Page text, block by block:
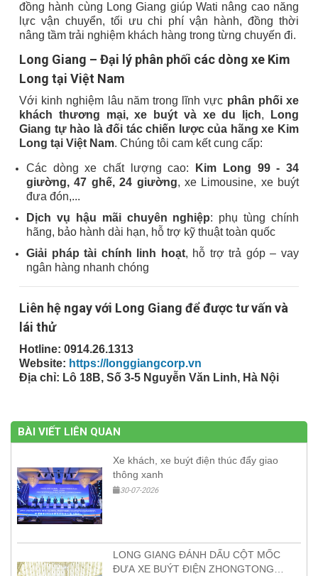
đồng hành cùng Long Giang giúp Wati nâng cao năng
lực vận chuyển, tối ưu chi phí vận hành, đồng thời
nâng tầm trải nghiệm khách hàng trong từng chuyến đi.
Long Giang – Đại lý phân phối các dòng xe Kim
Long tại Việt Nam
Với kinh nghiệm lâu năm trong lĩnh vực phân phối xe
khách thương mại, xe buýt và xe du lịch,
Long
Giang tự hào là đối tác chiến lược của hãng xe Kim
Long tại Việt Nam. Chúng tôi cam kết cung cấp:
Các dòng xe chất lượng cao:
Kim Long 99 - 34
giường, 47 ghế, 24 giường, xe Limousine, xe buýt
đưa đón,...
Dịch vụ hậu mãi chuyên nghiệp: phụ tùng chính
hãng, bảo hành dài hạn, hỗ trợ kỹ thuật toàn quốc
Giải pháp tài chính linh hoạt, hỗ trợ trả góp – vay
ngân hàng nhanh chóng
Liên hệ ngay với Long Giang để được tư vấn và
lái thử
Hotline: 0914.26.1313
Website: https://longgiangcorp.vn
Địa chỉ: Lô 18B, Số 3-5 Nguyễn Văn Linh, Hà Nội
BÀI VIẾT LIÊN QUAN
Xe khách, xe buýt điện thúc đẩy giao
thông xanh
30-07-2026
LONG GIANG ĐÁNH DẤU CỘT MỐC
ĐƯA XE BUÝT ĐIỆN ZHONGTONG